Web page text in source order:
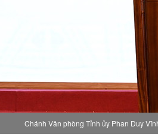
Chánh Văn phòng Tỉnh ủy Phan Duy